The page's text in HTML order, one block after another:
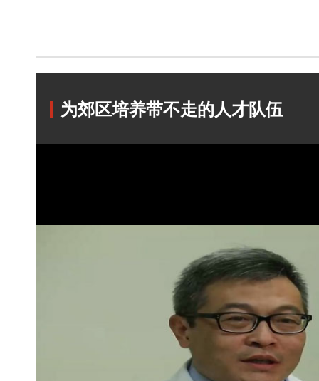
为郊区培养带不走的人才队伍